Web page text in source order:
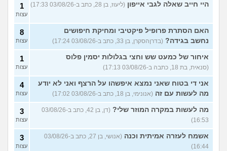
היי חייב שאלה לגבי אייפון (ליעוז, בן 28, כתב ב-03/08/26 17:33) 1
עצות
האם הסתרת פרופיל פיקטיבי ומחיקת חיפושים
נחשב בגידה? (בדרןהסקרן, בן 33, כתב ב-03/08/26 17:24)
8
עצות
איחור של כמעט שש וחצי בגלולות יסמין פלוס
(סנאית, בת 18, כתבה ב-03/08/26 17:13)
1
עצות
אני די בטוח שאני נמצא איפשהו על הרצף ואני לא יודע
מה לעשות עם זה (אנונימי, בן 18, כתב ב-03/08/26 17:02)
4
עצות
מה לעשות במקרה המוזר שלי?
(דן, בן 42, כתב ב-03/08/26
16:53)
3
עצות
אשמח לעזרה אמיתית וכנה
(אנושי, בן 27, כתב ב-03/08/26
16:44)
3
עצות